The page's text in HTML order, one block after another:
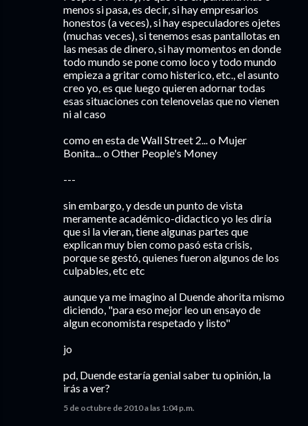
menos si pasa, es decir, si hay empresarios
honestos (a veces), si hay especuladores ojetes
(muchas veces), si tenemos esas pantallotas en
las mesas de dinero, si hay momentos en donde
todo mundo se pone como loco y todo mundo
empieza a gritar como histerico, etc., el asunto
creo yo, es que luego quieren adornar todas
esas situaciones con telenovelas que no vienen
ni al caso
como en esta de Wall Street 2... o Mujer
Bonita... o Other People's Money
---
sin embargo, y desde un punto de vista
meramente académico-didactico yo les diría
que si la vieran, tiene algunas partes que
explican muy bien como pasó esta crisis,
porque se gestó, quienes fueron algunos de los
culpables, etc etc
aunque ya me imagino al Duende ahorita mismo
diciendo, "para eso mejor leo un ensayo de
algun economista respetado y listo"
jo
pd, Duende estaría genial saber tu opinión, la
irás a ver?
5 de octubre de 2010 a las 1:04 p.m.